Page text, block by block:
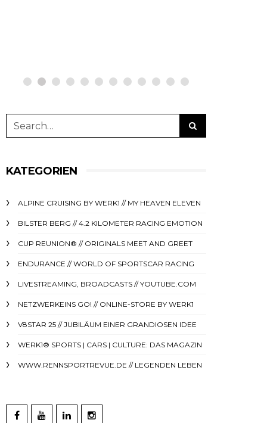
KATEGORIEN
ALPINE CRUISING BY WERK1 // MY HEAVEN ELEVEN
BILSTER BERG // 4.2 KILOMETER RACING EMOTION
CUP REUNION® // ORIGINALS MEET AND GREET
ENDURANCE // WORLD OF SPORTSCAR RACING
LIVESTREAMING, BROADCASTS // YOUTUBE.COM
NETZWERKEINS GO! // ONLINE-STORE BY WERK1
V8STAR 25 // JUBILÄUM EINER GRANDIOSEN IDEE
WERK1® SPORTS | CARS | CULTURE: DAS MAGAZIN
WWW.RENNSPORTREVUE.DE // LEGENDEN LEBEN